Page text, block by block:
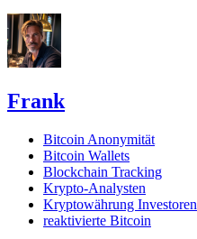
Frank
Bitcoin Anonymität
Bitcoin Wallets
Blockchain Tracking
Krypto-Analysten
Kryptowährung Investoren
reaktivierte Bitcoin